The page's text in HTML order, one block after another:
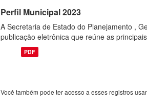
Perfil Municipal 2023
A Secretaria de Estado do Planejamento ,
publicação eletrônica que reúne as
PDF
Você também pode ter acesso a esses registros